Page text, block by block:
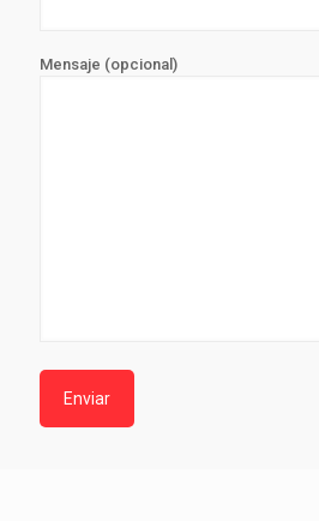
Mensaje (opcional)